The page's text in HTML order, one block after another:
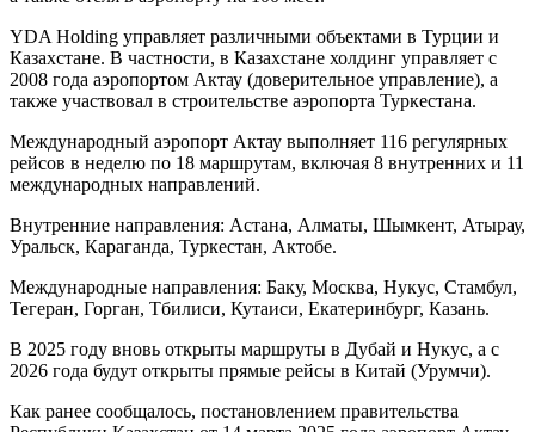
YDA Holding управляет различными объектами в Турции и
Казахстане. В частности, в Казахстане холдинг управляет с
2008 года аэропортом Актау (доверительное управление), а
также участвовал в строительстве аэропорта Туркестана.
Международный аэропорт Актау выполняет 116 регулярных
рейсов в неделю по 18 маршрутам, включая 8 внутренних и 11
международных направлений.
Внутренние направления: Астана, Алматы, Шымкент, Атырау,
Уральск, Караганда, Туркестан, Актобе.
Международные направления: Баку, Москва, Нукус, Стамбул,
Тегеран, Горган, Тбилиси, Кутаиси, Екатеринбург, Казань.
В 2025 году вновь открыты маршруты в Дубай и Нукус, а с
2026 года будут открыты прямые рейсы в Китай (Урумчи).
Как ранее сообщалось, постановлением правительства